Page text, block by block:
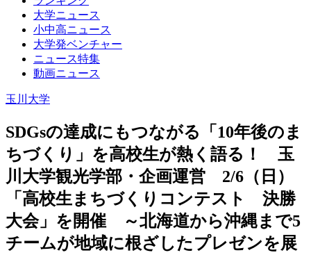
大学ニュース
小中高ニュース
大学発ベンチャー
ニュース特集
動画ニュース
玉川大学
SDGsの達成にもつながる「10年後のま
ちづくり」を高校生が熱く語る！ 玉
川大学観光学部・企画運営 2/6（日）
「高校生まちづくりコンテスト 決勝
大会」を開催 ～北海道から沖縄まで5
チームが地域に根ざしたプレゼンを展